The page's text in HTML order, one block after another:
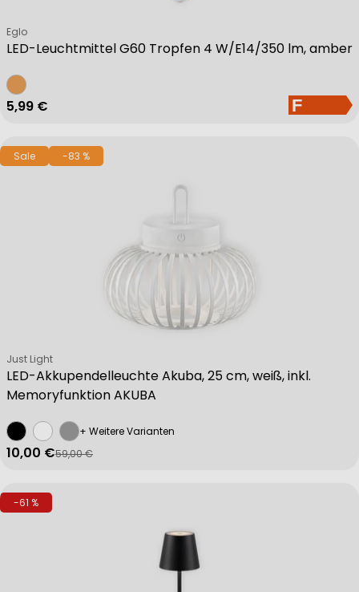
LED-Leuchtmittel G60 Tropfen 4 W/E14/350 lm, amber
Verkäufer:
Eglo
Regulärer Preis
5,99 €
Sale -83 %
LED-Akkupendelleuchte Akuba, 25 cm, weiß, inkl.
Memoryfunktion AKUBA
Verkäufer:
Just Light
+ Weitere Varianten
Verkaufspreis
10,00 €
Regulärer Preis
59,00 €
-61 %